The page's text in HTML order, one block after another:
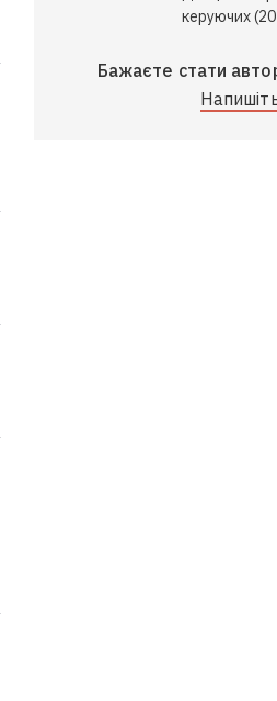
керуючих
Бажаєте стати